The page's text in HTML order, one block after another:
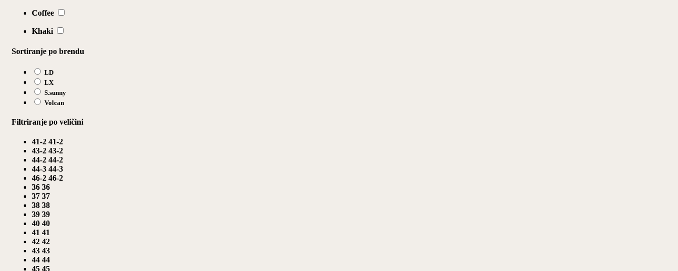
Coffee
Khaki
Sortiranje po brendu
LD
LX
S.sunny
Volcan
Filtriranje po veličini
41-2 41-2
43-2 43-2
44-2 44-2
44-3 44-3
46-2 46-2
36 36
37 37
38 38
39 39
40 40
41 41
42 42
43 43
44 44
45 45